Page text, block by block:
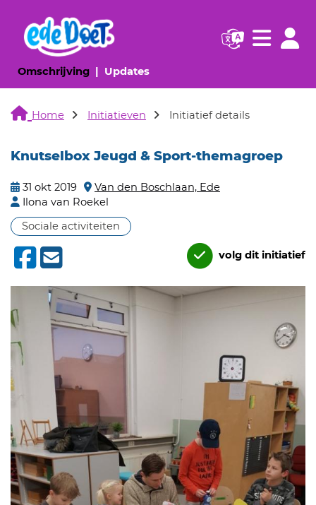
Omschrijving(huidige pagina)
Updates(huidige pagina)
Navigatie
Home Initiatieven Initiatief details
Knutselbox Jeugd & Sport-themagroep
31 okt 2019
Van den Boschlaan, Ede
Ilona van Roekel
Sociale activiteiten
volg dit initiatief